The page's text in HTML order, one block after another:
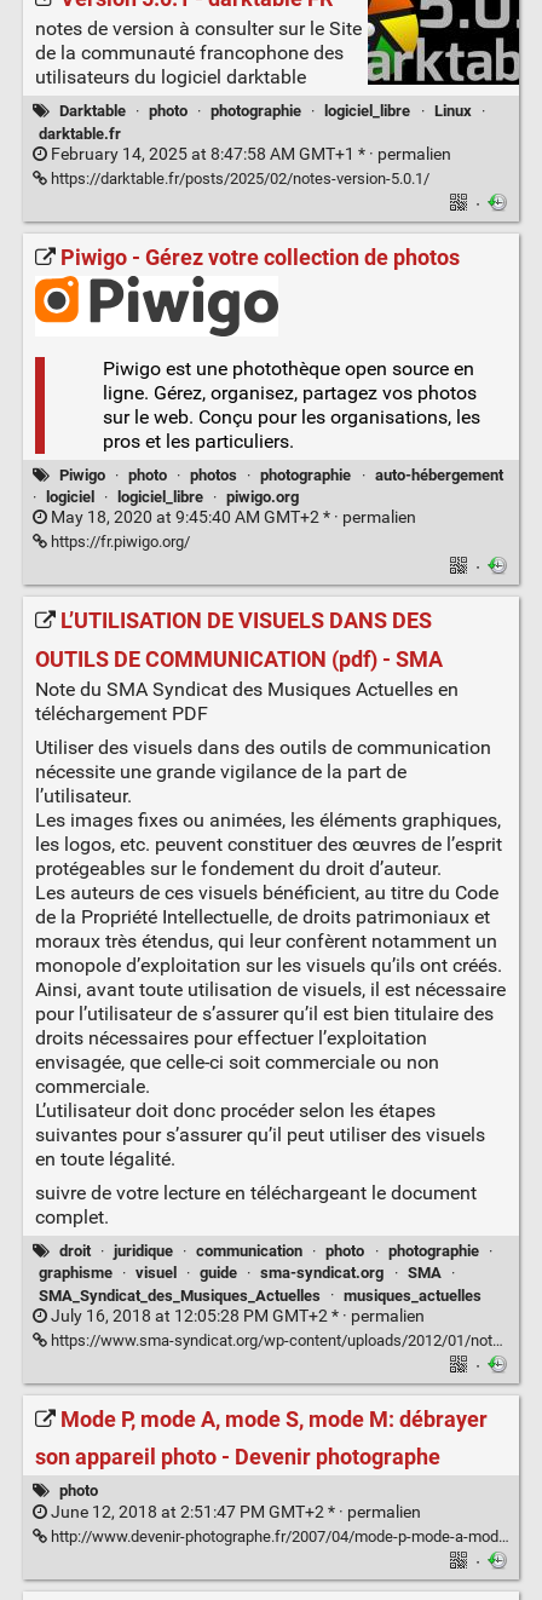
notes de version à consulter sur le Site
de la communauté francophone des
utilisateurs du logiciel darktable
Darktable · photo · photographie · logiciel_libre · Linux
·
darktable.fr
February 14, 2025 at 8:47:58 AM GMT+1 * · permalien
https://darktable.fr/posts/2025/02/notes-version-5.0.1/
·
Piwigo - Gérez votre collection de photos
Piwigo est une photothèque open source en
ligne. Gérez, organisez, partagez vos photos
sur le web. Conçu pour les organisations, les
pros et les particuliers.
Piwigo · photo · photos · photographie · auto-hébergement
·
logiciel · logiciel_libre · piwigo.org
May 18, 2020 at 9:45:40 AM GMT+2 * · permalien
https://fr.piwigo.org/
·
L’UTILISATION DE VISUELS DANS DES
OUTILS DE COMMUNICATION (pdf) - SMA
Note du SMA Syndicat des Musiques Actuelles en
téléchargement PDF
Utiliser des visuels dans des outils de communication
nécessite une grande vigilance de la part de
l’utilisateur.
Les images fixes ou animées, les éléments graphiques,
les logos, etc. peuvent constituer des œuvres de l’esprit
protégeables sur le fondement du droit d’auteur.
Les auteurs de ces visuels bénéficient, au titre du Code
de la Propriété Intellectuelle, de droits patrimoniaux et
moraux très étendus, qui leur confèrent notamment un
monopole d’exploitation sur les visuels qu’ils ont créés.
Ainsi, avant toute utilisation de visuels, il est nécessaire
pour l’utilisateur de s’assurer qu’il est bien titulaire des
droits nécessaires pour effectuer l’exploitation
envisagée, que celle-ci soit commerciale ou non
commerciale.
L’utilisateur doit donc procéder selon les étapes
suivantes pour s’assurer qu’il peut utiliser des visuels
en toute légalité.
suivre de votre lecture en téléchargeant le document
complet.
droit · juridique · communication · photo · photographie
·
graphisme
· visuel · guide · sma-syndicat.org · SMA
·
SMA_Syndicat_des_Musiques_Actuelles
· musiques_actuelles
July 16, 2018 at 12:05:28 PM GMT+2 * · permalien
https://www.sma-syndicat.org/wp-content/uploads/2012/01/note-relative-%C3%A0-lutilisation-de-visuels-dans-des-outils-de-communication.pdf
·
Mode P, mode A, mode S, mode M: débrayer
son appareil photo - Devenir photographe
photo
June 12, 2018 at 2:51:47 PM GMT+2 * · permalien
http://www.devenir-photographe.fr/2007/04/mode-p-mode-a-mode-s-mode-m-debrayer-son-appareil-photo/
·